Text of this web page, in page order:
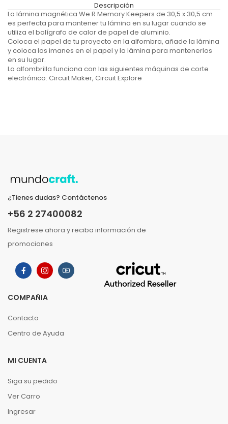
Descripción
La lámina magnética We R Memory Keepers de 30,5 x 30,5 cm
es perfecta para mantener tu lámina en su lugar cuando se
utiliza el bolígrafo de calor de papel de aluminio.
Coloca el papel de tu proyecto en la alfombra, añade la lámina
y coloca los imanes en el papel y la lámina para mantenerlos
en su lugar.
La alfombrilla funciona con las siguientes máquinas de corte
electrónico: Circuit Maker, Circuit Explore
¿Tienes dudas? Contáctenos
+56 2 27400082
Registrese ahora y reciba información de
promociones
COMPAÑIA
Contacto
Centro de Ayuda
MI CUENTA
Siga su pedido
Ver Carro
Ingresar